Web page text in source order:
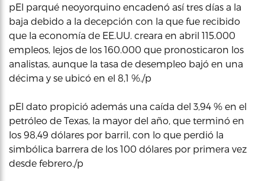
pEl parqué neoyorquino encadenó así tres días a la
baja debido a la decepción con la que fue recibido
que la economía de EE.UU. creara en abril 115.000
empleos, lejos de los 160.000 que pronosticaron los
analistas, aunque la tasa de desempleo bajó en una
décima y se ubicó en el 8,1 %./p
pEl dato propició además una caída del 3,94 % en el
petróleo de Texas, la mayor del año, que terminó en
los 98,49 dólares por barril, con lo que perdió la
simbólica barrera de los 100 dólares por primera vez
desde febrero./p